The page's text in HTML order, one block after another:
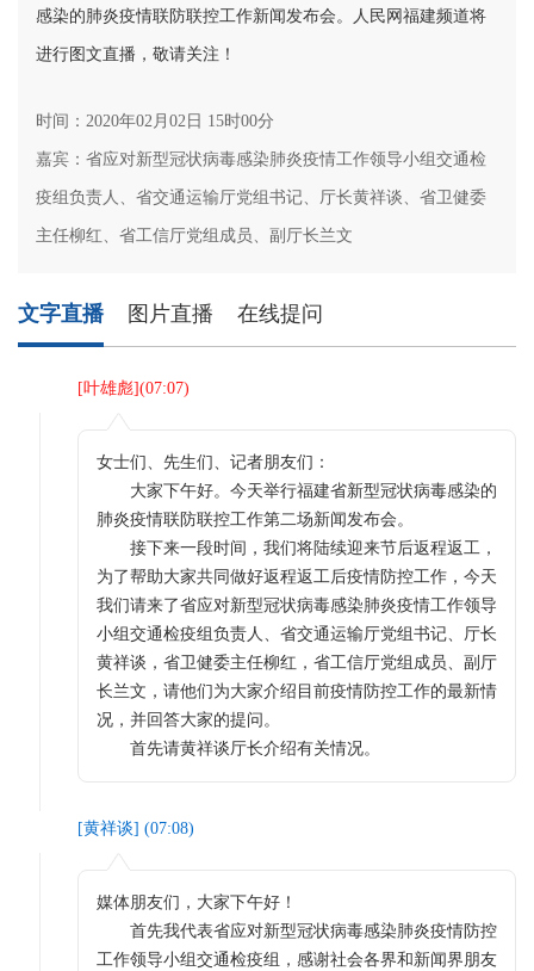
感染的肺炎疫情联防联控工作新闻发布会。人民网福建频道将
进行图文直播，敬请关注！
时间：2020年02月02日 15时00分
嘉宾：省应对新型冠状病毒感染肺炎疫情工作领导小组交通检
疫组负责人、省交通运输厅党组书记、厅长黄祥谈、省卫健委
主任柳红、省工信厅党组成员、副厅长兰文
文字直播 图片直播 在线提问
[叶雄彪](07:07)
女士们、先生们、记者朋友们：
大家下午好。今天举行福建省新型冠状病毒感染的
肺炎疫情联防联控工作第二场新闻发布会。
接下来一段时间，我们将陆续迎来节后返程返工，
为了帮助大家共同做好返程返工后疫情防控工作，今天
我们请来了省应对新型冠状病毒感染肺炎疫情工作领导
小组交通检疫组负责人、省交通运输厅党组书记、厅长
黄祥谈，省卫健委主任柳红，省工信厅党组成员、副厅
长兰文，请他们为大家介绍目前疫情防控工作的最新情
况，并回答大家的提问。
首先请黄祥谈厅长介绍有关情况。
[黄祥谈] (07:08)
媒体朋友们，大家下午好！
首先我代表省应对新型冠状病毒感染肺炎疫情防控
工作领导小组交通检疫组，感谢社会各界和新闻界朋友